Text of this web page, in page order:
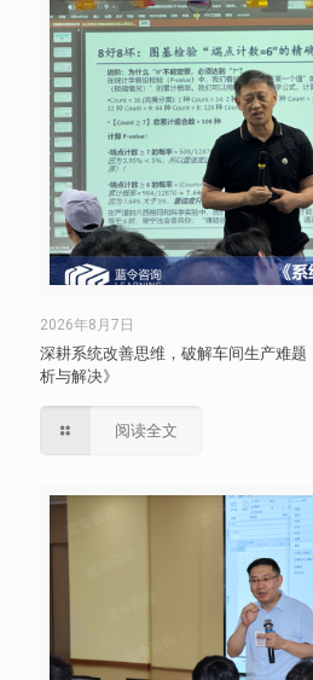
2026年8月7日
深耕系统改善思维，破解车间生产难
析与解决》
阅读全文